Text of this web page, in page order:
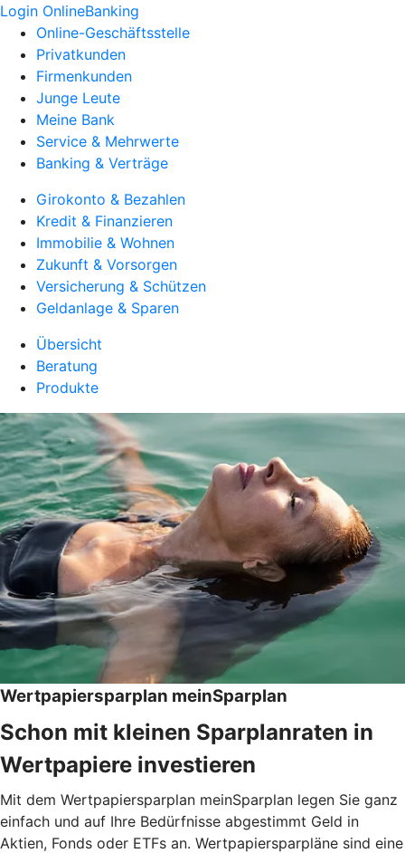
Login OnlineBanking
Online-Geschäftsstelle
Privatkunden
Firmenkunden
Junge Leute
Meine Bank
Service & Mehrwerte
Banking & Verträge
Girokonto & Bezahlen
Kredit & Finanzieren
Immobilie & Wohnen
Zukunft & Vorsorgen
Versicherung & Schützen
Geldanlage & Sparen
Übersicht
Beratung
Produkte
Wertpapiersparplan meinSparplan
Schon mit kleinen Sparplanraten in
Wertpapiere investieren
Mit dem Wertpapiersparplan meinSparplan legen Sie ganz
einfach und auf Ihre Bedürfnisse abgestimmt Geld in
Aktien, Fonds oder ETFs an. Wertpapiersparpläne sind eine